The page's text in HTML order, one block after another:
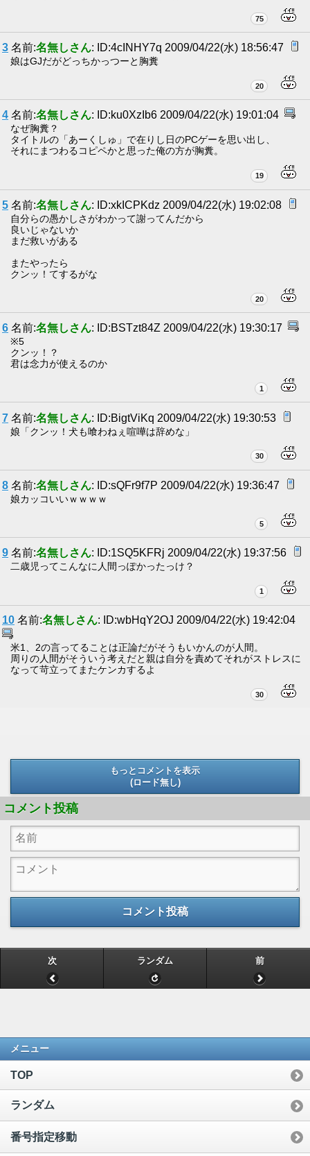
75
3 名前:名無しさん: ID:4cINHY7q 2009/04/22(水) 18:56:47
娘はGJだがどっちかっつーと胸糞
20
4 名前:名無しさん: ID:ku0XzIb6 2009/04/22(水) 19:01:04
なぜ胸糞？
タイトルの「あーくしゅ」で在りし日のPCゲーを思い出し、
それにまつわるコピペかと思った俺の方が胸糞。
19
5 名前:名無しさん: ID:xkICPKdz 2009/04/22(水) 19:02:08
自分らの愚かしさがわかって謝ってんだから
良いじゃないか
まだ救いがある
またやったら
クンッ！てするがな
20
6 名前:名無しさん: ID:BSTzt84Z 2009/04/22(水) 19:30:17
※5
クンッ！？
君は念力が使えるのか
1
7 名前:名無しさん: ID:BigtViKq 2009/04/22(水) 19:30:53
娘「クンッ！犬も喰わねぇ喧嘩は辞めな」
30
8 名前:名無しさん: ID:sQFr9f7P 2009/04/22(水) 19:36:47
娘カッコいいｗｗｗｗ
5
9 名前:名無しさん: ID:1SQ5KFRj 2009/04/22(水) 19:37:56
二歳児ってこんなに人間っぽかったっけ？
1
10 名前:名無しさん: ID:wbHqY2OJ 2009/04/22(水) 19:42:04
米1、2の言ってることは正論だがそうもいかんのが人間。
周りの人間がそういう考えだと親は自分を責めてそれがストレスに
なって苛立ってまたケンカするよ
30
もっとコメントを表示
(ロード無し)
コメント投稿
コメント投稿
次 ランダム 前
メニュー
TOP
ランダム
番号指定移動